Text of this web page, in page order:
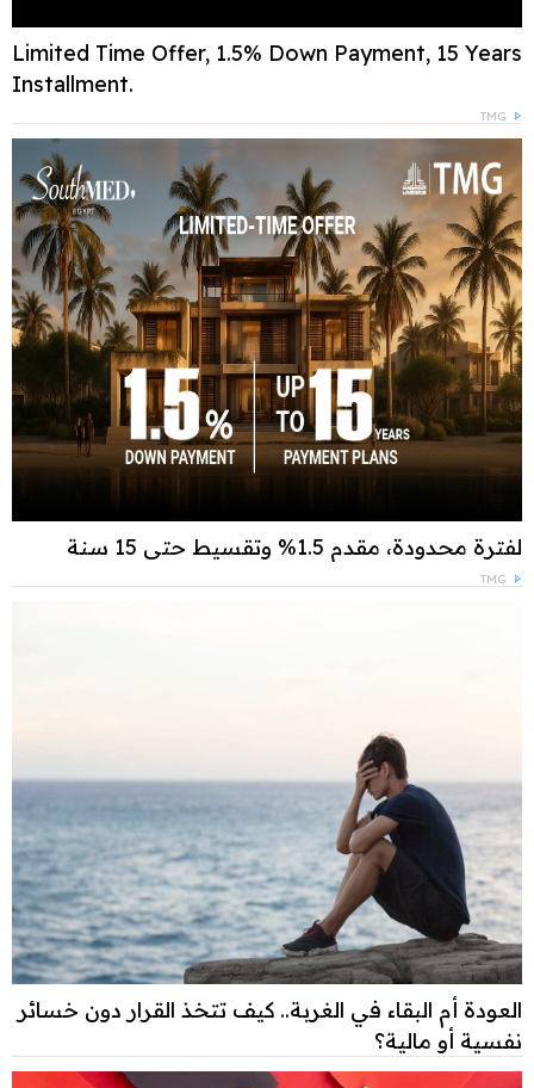
Limited Time Offer, 1.5% Down Payment, 15 Years
Installment.
TMG
لفترة محدودة، مقدم 1.5% وتقسيط حتى 15 سنة
TMG
العودة أم البقاء في الغربة.. كيف تتخذ القرار دون خسائر
نفسية أو مالية؟